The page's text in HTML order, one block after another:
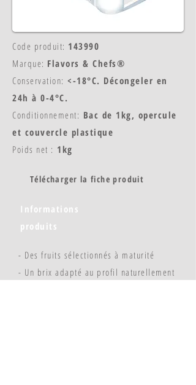
Code produit: 143990
Marque: Flavors & Chefs®
Conservation: <-18°C. Décongeler en
24h à 0-4°C.
Conditionnement: Bac de 1kg, opercule
et couvercle plastique
Poids net : 1kg
Télécharger la fiche produit
- Des fruits sélectionnés à maturité
- Un brix adapté au profil naturellement
Informations
produits